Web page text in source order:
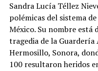
Sandra Lucía Téllez
polémicas del sistema
México. Su nombre
tragedia de la Guardería
Hermosillo, Sonora,
100 resultaron heridos